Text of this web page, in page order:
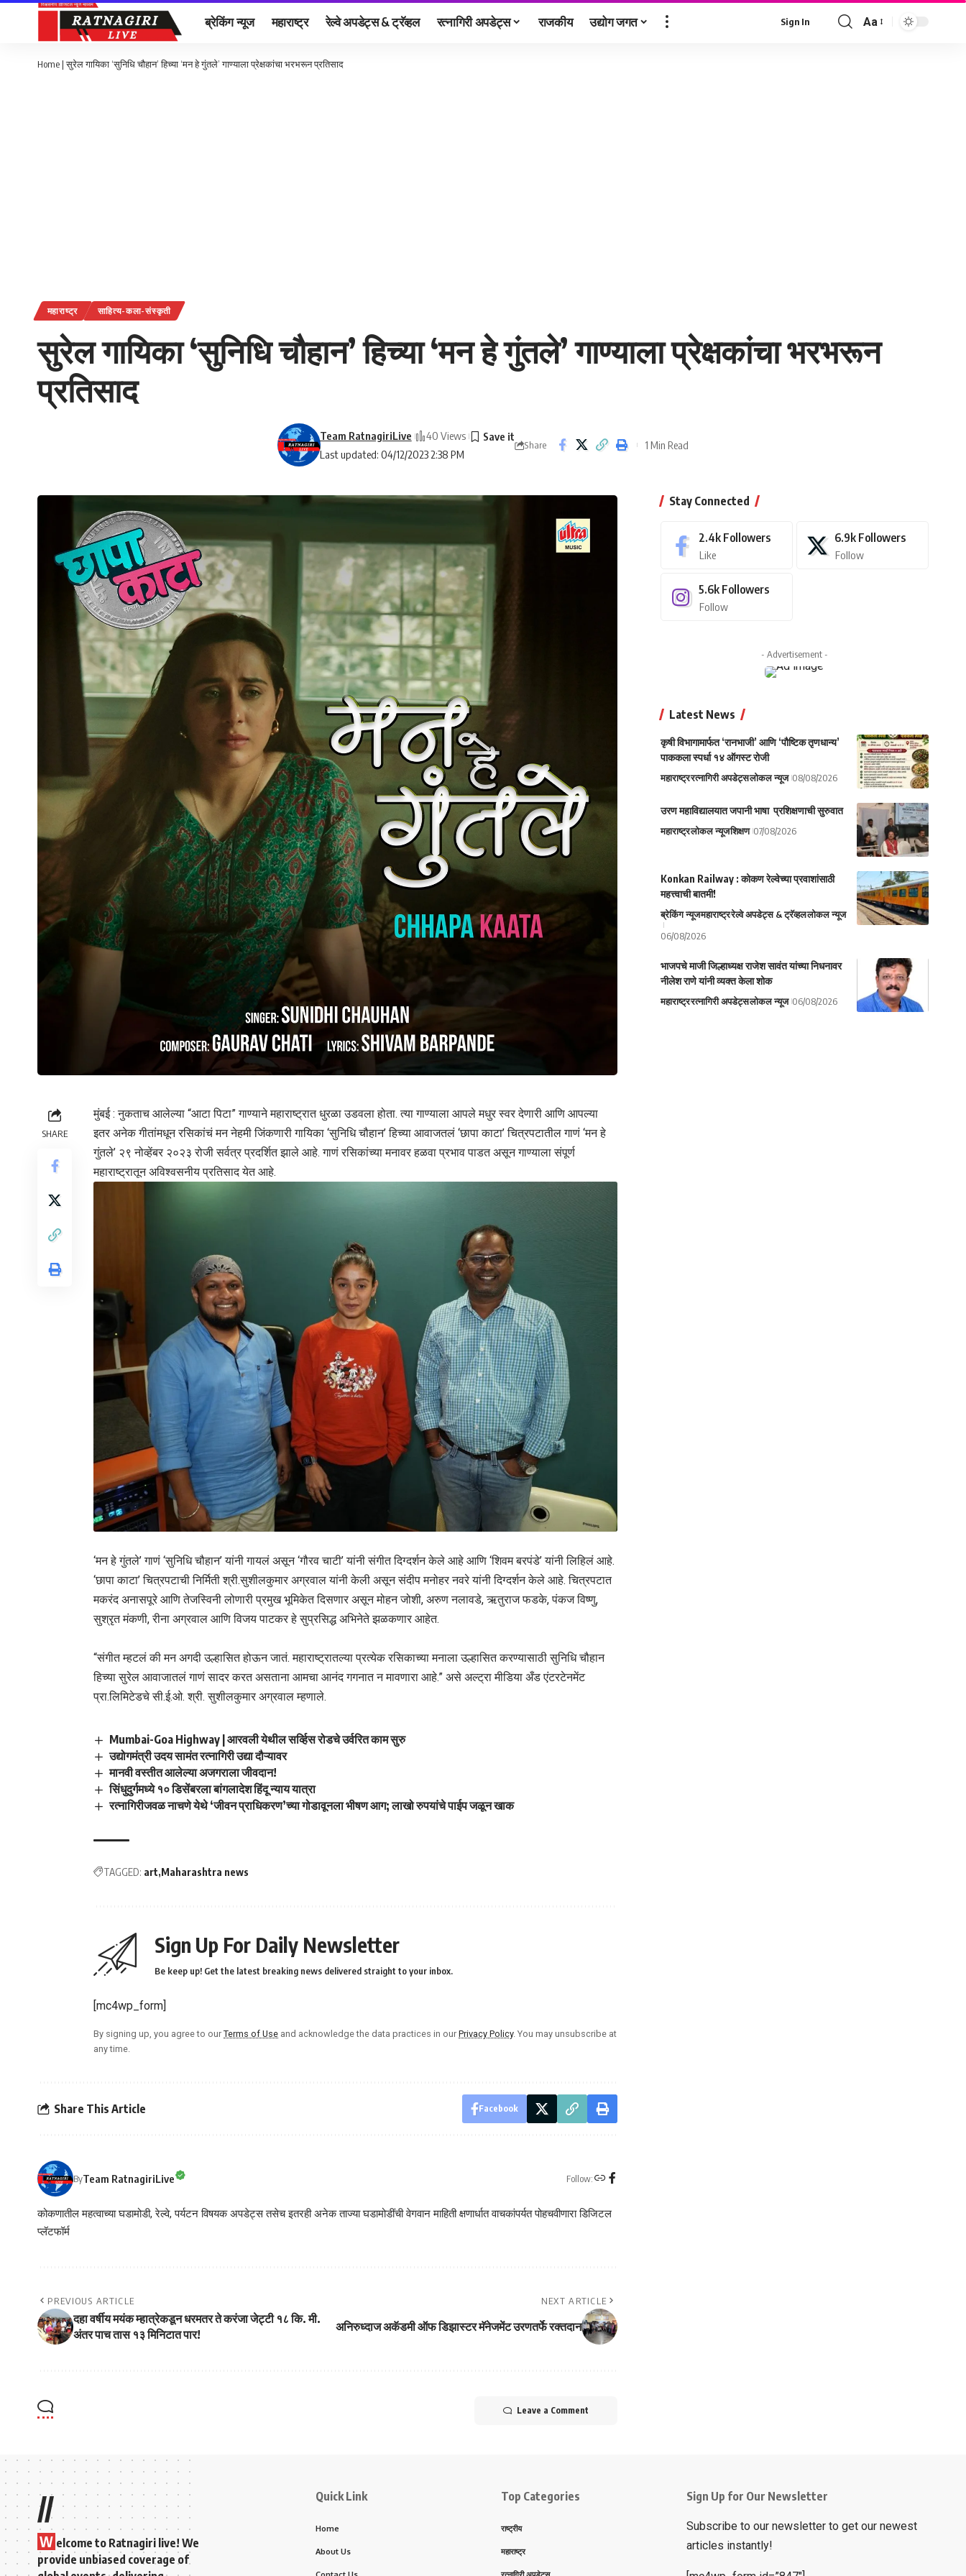
ब्रेकिंग न्यूज महाराष्ट्र रेल्वे अपडेट्स & ट्रॅव्हल रत्नागिरी अपडेट्स राजकीय उद्योग जगत Sign In
Font
Aa
Home |सुरेल गायिका ‘सुनिधि चौहान’ हिच्या ‘मन हे गुंतले’ गाण्याला प्रेक्षकांचा भरभरून प्रतिसाद
महाराष्ट्र साहित्य-कला-संस्कृती
सुरेल गायिका ‘सुनिधि चौहान’ हिच्या ‘मन हे गुंतले’ गाण्याला प्रेक्षकांचा भरभरून
प्रतिसाद
Last updated: 04/12/2023 2:38 PM
Team RatnagiriLive 40 Views
Share 1 Min Read
SHARE
मुंबई : नुकताच आलेल्या “आटा पिटा” गाण्याने महाराष्ट्रात धुरळा उडवला होता. त्या गाण्याला आपले मधुर स्वर देणारी आणि आपल्या
इतर अनेक गीतांमधून रसिकांचं मन नेहमी जिंकणारी गायिका ‘सुनिधि चौहान’ हिच्या आवाजतलं ‘छापा काटा’ चित्रपटातील गाणं ‘मन हे
गुंतले’ २९ नोव्हेंबर २०२३ रोजी सर्वत्र प्रदर्शित झाले आहे. गाणं रसिकांच्या मनावर हळवा प्रभाव पाडत असून गाण्याला संपूर्ण
महाराष्ट्रातून अविश्वसनीय प्रतिसाद येत आहे.
‘मन हे गुंतले’ गाणं ‘सुनिधि चौहान’ यांनी गायलं असून ‘गौरव चाटी’ यांनी संगीत दिग्दर्शन केले आहे आणि ‘शिवम बरपंडे’ यांनी लिहिलं आहे.
‘छापा काटा’ चित्रपटाची निर्मिती श्री.सुशीलकुमार अग्रवाल यांनी केली असून संदीप मनोहर नवरे यांनी दिग्दर्शन केले आहे. चित्रपटात
मकरंद अनासपूरे आणि तेजस्विनी लोणारी प्रमुख भूमिकेत दिसणार असून मोहन जोशी, अरुण नलावडे, ऋतुराज फडके, पंकज विष्णु,
सुश्रृत मंकणी, रीना अग्रवाल आणि विजय पाटकर हे सुप्रसिद्ध अभिनेते झळकणार आहेत.
“संगीत म्हटलं की मन अगदी उल्हासित होऊन जातं. महाराष्ट्रातल्या प्रत्येक रसिकाच्या मनाला उल्हासित करण्यासाठी सुनिधि चौहान
हिच्या सुरेल आवाजातलं गाणं सादर करत असताना आमचा आनंद गगनात न मावणारा आहे.” असे अल्ट्रा मीडिया अँड एंटरटेनमेंट
प्रा.लिमिटेडचे सी.ई.ओ. श्री. सुशीलकुमार अग्रवाल म्हणाले.
Mumbai-Goa Highway | आरवली येथील सर्व्हिस रोडचे उर्वरित काम सुरु
उद्योगमंत्री उदय सामंत रत्नागिरी उद्या दौऱ्यावर
मानवी वस्तीत आलेल्या अजगराला जीवदान!
सिंधुदुर्गमध्ये १० डिसेंबरला बांगलादेश हिंदू न्याय यात्रा
रत्नागिरीजवळ नाचणे येथे ‘जीवन प्राधिकरण’च्या गोडावूनला भीषण आग; लाखो रुपयांचे पाईप जळून खाक
TAGGED: art Maharashtra news
Sign Up For Daily Newsletter
Be keep up! Get the latest breaking news delivered straight to your inbox.
[mc4wp_form]
By signing up, you agree to our Terms of Use and acknowledge the data practices in our Privacy Policy. You may unsubscribe at
any time.
Share This Article Facebook
ByTeam RatnagiriLive Follow:
कोकणातील महत्वाच्या घडामोडी, रेल्वे, पर्यटन विषयक अपडेट्स तसेच इतरही अनेक ताज्या घडामोडींची वेगवान माहिती क्षणार्धात वाचकांपर्यत पोहचवीणारा डिजिटल
प्लॅटफॉर्म
PREVIOUS ARTICLE
दहा वर्षीय मयंक म्हात्रेकडून धरमतर ते करंजा जेट्टी १८ कि. मी.
अंतर पाच तास १३ मिनिटात पार!
NEXT ARTICLE
अनिरुध्दाज अकॅडमी ऑफ डिझास्टर मॅनेजमेंट उरणतर्फे रक्तदान
Leave a Comment
Stay Connected
2.4k Followers
Like
6.9k Followers
Follow
5.6k Followers
Follow
- Advertisement -
Latest News
कृषी विभागामार्फत ‘रानभाजी’ आणि ‘पौष्टिक तृणधान्य’
पाककला स्पर्धा १४ ऑगस्ट रोजी
महाराष्ट्ररत्नागिरी अपडेट्सलोकल न्यूज 08/08/2026
उरण महाविद्यालयात जपानी भाषा प्रशिक्षणाची सुरुवात
महाराष्ट्रलोकल न्यूजशिक्षण 07/08/2026
Konkan Railway : कोकण रेल्वेच्या प्रवाशांसाठी
महत्त्वाची बातमी!
ब्रेकिंग न्यूजमहाराष्ट्ररेल्वे अपडेट्स & ट्रॅव्हललोकल न्यूज
06/08/2026
भाजपचे माजी जिल्हाध्यक्ष राजेश सावंत यांच्या निधनावर
नीलेश राणे यांनी व्यक्त केला शोक
महाराष्ट्ररत्नागिरी अपडेट्सलोकल न्यूज 06/08/2026
//
W elcome to Ratnagiri live! We
provide unbiased coverage of
Quick Link
Home
About Us
Top Categories
राष्ट्रीय
महाराष्ट्र
Sign Up for Our Newsletter
Subscribe to our newsletter to get our newest
articles instantly!